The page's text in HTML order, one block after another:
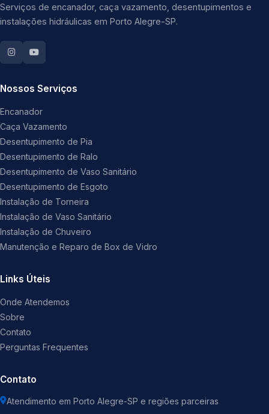
Serviços de encanador, caça vazamento, desentupimentos e
instalações hidráulicas em Porto Alegre-SP.
Nossos Serviços
Encanador
Caça Vazamento
Desentupimento de Pia
Desentupimento de Ralo
Desentupimento de Vaso Sanitário
Desentupimento de Esgoto
Instalação de Torneira
Instalação de Vaso Sanitário
Instalação de Chuveiro
Manutenção e Reparo de Box de Vidro
Links Úteis
Onde Atendemos
Sobre
Contato
Perguntas Frequentes
Contato
Atendimento em Porto Alegre-SP e regiões parceiras